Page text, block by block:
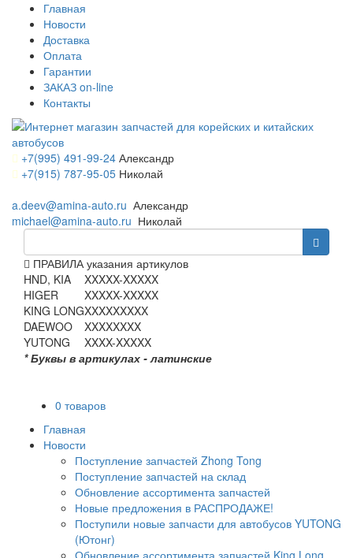
Главная
Новости
Доставка
Оплата
Гарантии
ЗАКАЗ on-line
Контакты
+7(995) 491-99-24 Александр
+7(915) 787-95-05 Николай
a.deev@amina-auto.ru Александр
michael@amina-auto.ru Николай
ПРАВИЛА указания артикулов
HND, KIA
XXXXX-XXXXX
HIGER
XXXXX-XXXXX
KING LONGXXXXXXXXX
DAEWOO
XXXXXXXX
YUTONG
XXXX-XXXXX
* Буквы в артикулах - латинские
0 товаров
Главная
Новости
Поступление запчастей Zhong Tong
Поступление запчастей на склад
Обновление ассортимента запчастей
Новые предложения в РАСПРОДАЖЕ!
Поступили новые запчасти для автобусов YUTONG
(Ютонг)
Обновление ассортимента запчастей King Long